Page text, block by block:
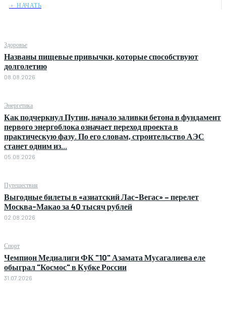
﹢ НАЧАТЬ
Здоровье
Названы пищевые привычки, которые способствуют
долголетию
08.08.2026
Энергетика
Как подчеркнул Путин, начало заливки бетона в фундамент
первого энергоблока означает переход проекта в
практическую фазу. По его словам, строительство АЭС
станет одним из...
05.08.2026
Путешествия
Выгодные билеты в «азиатский Лас-Вегас» – перелет
Москва-Макао за 40 тысяч рублей
02.08.2026
Спорт
Чемпион Медиалиги ФК "10" Азамата Мусагалиева еле
обыграл "Космос" в Кубке России
31.07.2026